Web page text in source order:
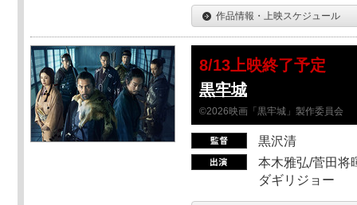
作品情報・上映スケジュール
8/13上映終了予定
黒牢城
©2026映画「黒牢城」製作委員会
黒沢清
本木雅弘/菅田将
ダギリジョー